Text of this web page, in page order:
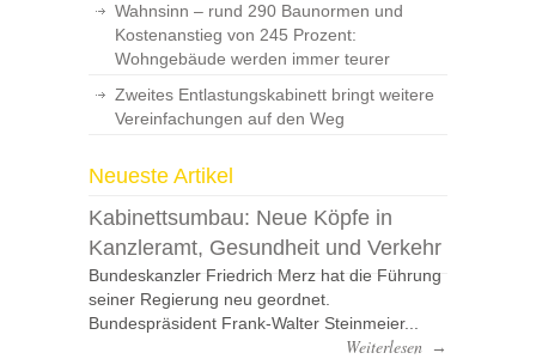
Wahnsinn – rund 290 Baunormen und
Kostenanstieg von 245 Prozent:
Wohngebäude werden immer teurer
Zweites Entlastungskabinett bringt weitere
Vereinfachungen auf den Weg
Neueste Artikel
Kabinettsumbau: Neue Köpfe in
Kanzleramt, Gesundheit und Verkehr
Bundeskanzler Friedrich Merz hat die Führung
seiner Regierung neu geordnet.
Bundespräsident Frank-Walter Steinmeier...
Weiterlesen →